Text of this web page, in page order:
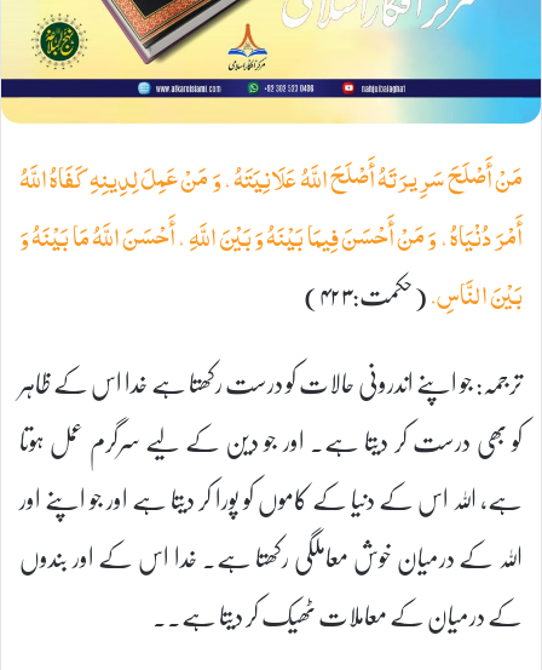
مَنْ أَصْلَحَ سَرِيرَتَهُ أَصْلَحَ اللَّهُ عَلَانِيَتَهُ ، وَ مَنْ عَمِلَ لِدِينِهِ كَفَاهُ اللَّهُ
أَمْرَ دُنْيَاهُ ، وَ مَنْ أَحْسَنَ فِيمَا بَيْنَهُ وَ بَيْنَ اللَّهِ ، أَحْسَنَ اللَّهُ مَا بَيْنَهُ وَ
بَيْنَ النَّاسِ.(حکمت:۴۲۳)
ترجمہ: جو اپنے اندرونی حالات کو درست رکھتا ہے خدا اس کے ظاہر
کو بھی درست کر دیتا ہے۔ اور جو دین کے لیے سرگرم عمل ہوتا
ہے، اللہ اس کے دنیا کے کاموں کو پورا کر دیتا ہے اور جو اپنے اور
اللہ کے درمیان خوش معاملگی رکھتا ہے۔ خدا اس کے اور بندوں
کے درمیان کے معاملات ٹھیک کر دیتا ہے۔۔